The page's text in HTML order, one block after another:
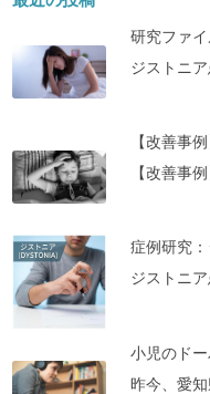
研究ファ
ジストニ
【改善事
【改善事
症例研究
ジストニ
小児のドー
昨今、愛知